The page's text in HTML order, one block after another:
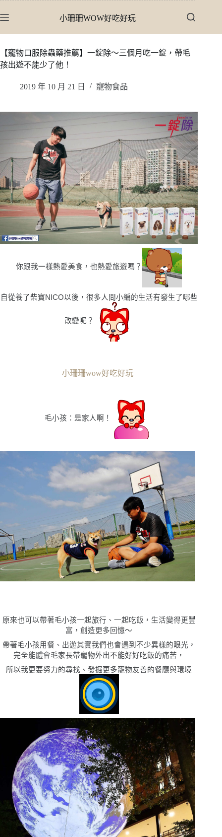
至
內
容
小珊珊WOW好吃好玩
【寵物口服除蟲藥推薦】一錠除〜三個月吃一錠，帶毛
孩出遊不能少了他！
2019 年 10 月 21 日 寵物食品
你跟我一樣熱愛美食，也熱愛旅遊嗎？
自從養了柴寶NICO以後，很多人問小編的生活有發生了哪些
改變呢？
小珊珊wow好吃好玩
毛小孩：是家人啊！
原來也可以帶著毛小孩一起旅行、一起吃飯，生活變得更豐
富，創造更多回憶〜
帶著毛小孩用餐、出遊其實我們也會遇到不少異樣的眼光，
完全能體會毛家長帶寵物外出不能好好吃飯的痛苦，
所以我更要努力的尋找、發掘更多寵物友善的餐廳與環境